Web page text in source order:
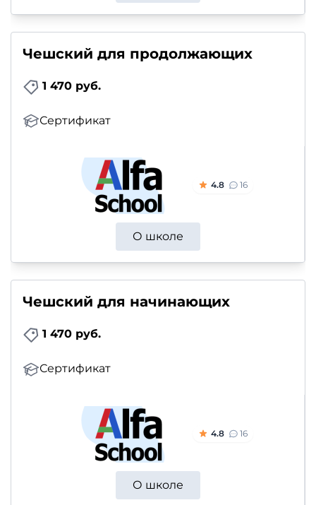
Чешский для продолжающих
1 470 руб.
Сертификат
4.8 16
О школе
Чешский для начинающих
1 470 руб.
Сертификат
4.8 16
О школе
фитнес
Психология
саморазвитие
Прочее
Репетиторы
Тесты
профориентацию